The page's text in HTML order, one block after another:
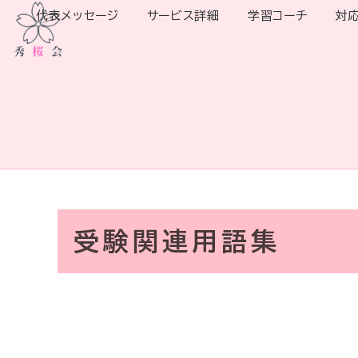
代表メッセージ サービス詳細 学習コーチ 対
受験関連用語集